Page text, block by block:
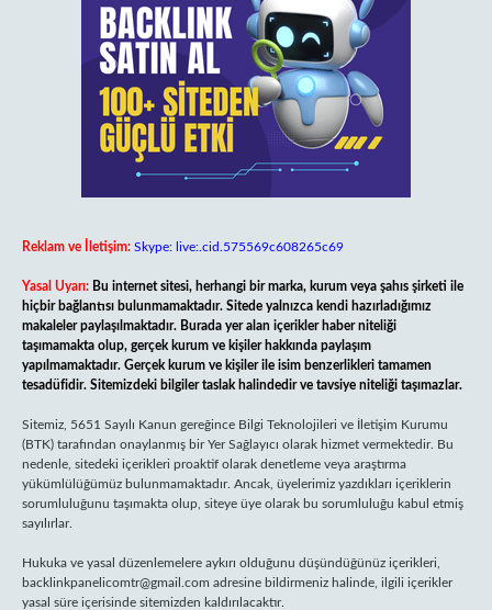
Reklam ve İletişim: Skype: live:.cid.575569c608265c69
Yasal Uyarı: Bu internet sitesi, herhangi bir marka, kurum veya şahıs şirketi ile
hiçbir bağlantısı bulunmamaktadır. Sitede yalnızca kendi hazırladığımız
makaleler paylaşılmaktadır. Burada yer alan içerikler haber niteliği
taşımamakta olup, gerçek kurum ve kişiler hakkında paylaşım
yapılmamaktadır. Gerçek kurum ve kişiler ile isim benzerlikleri tamamen
tesadüfidir. Sitemizdeki bilgiler taslak halindedir ve tavsiye niteliği taşımazlar.
Sitemiz, 5651 Sayılı Kanun gereğince Bilgi Teknolojileri ve İletişim Kurumu
(BTK) tarafından onaylanmış bir Yer Sağlayıcı olarak hizmet vermektedir. Bu
nedenle, sitedeki içerikleri proaktif olarak denetleme veya araştırma
yükümlülüğümüz bulunmamaktadır. Ancak, üyelerimiz yazdıkları içeriklerin
sorumluluğunu taşımakta olup, siteye üye olarak bu sorumluluğu kabul etmiş
sayılırlar.
Hukuka ve yasal düzenlemelere aykırı olduğunu düşündüğünüz içerikleri,
backlinkpanelicomtr@gmail.com adresine bildirmeniz halinde, ilgili içerikler
yasal süre içerisinde sitemizden kaldırılacaktır.